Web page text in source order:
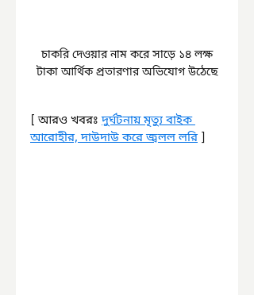
চাকরি দেওয়ার নাম করে সাড়ে ১৪ লক্ষ
টাকা আর্থিক প্রতারণার অভিযোগ উঠেছে
[ আরও খবরঃ দুর্ঘটনায় মৃত্যু বাইক
আরোহীর, দাউদাউ করে জ্বলল লরি ]